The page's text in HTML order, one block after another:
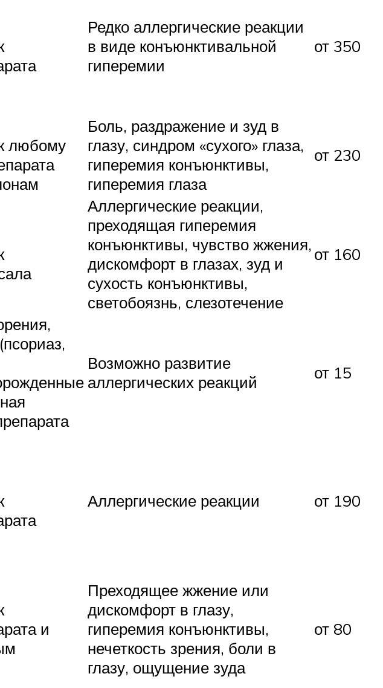
Редко аллергические реакции
в виде конъюнктивальной
гиперемии
от 350
любому
Боль, раздражение и зуд в
глазу, синдром «сухого» глаза,
гиперемия конъюнктивы,
гиперемия глаза
от 230
Аллергические реакции,
преходящая гиперемия
конъюнктивы, чувство жжения,
дискомфорт в глазах, зуд и
сухость конъюнктивы,
светобоязнь, слезотечение
от 160
Возможно развитие
аллергических реакций
от 15
Аллергические реакции от 190
и
Преходящее жжение или
дискомфорт в глазу,
гиперемия конъюнктивы,
нечеткость зрения, боли в
глазу, ощущение зуда
от 80